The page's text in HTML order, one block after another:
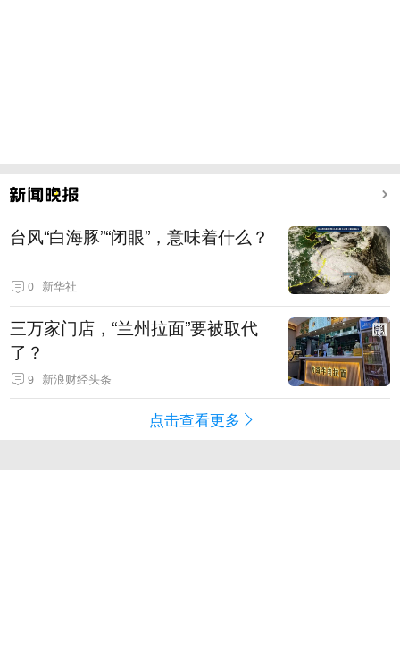
台风“白海豚”“闭眼”，意味着什么？
0 新华社
三万家门店，“兰州拉面”要被取代
了？
9 新浪财经头条
点击查看更多